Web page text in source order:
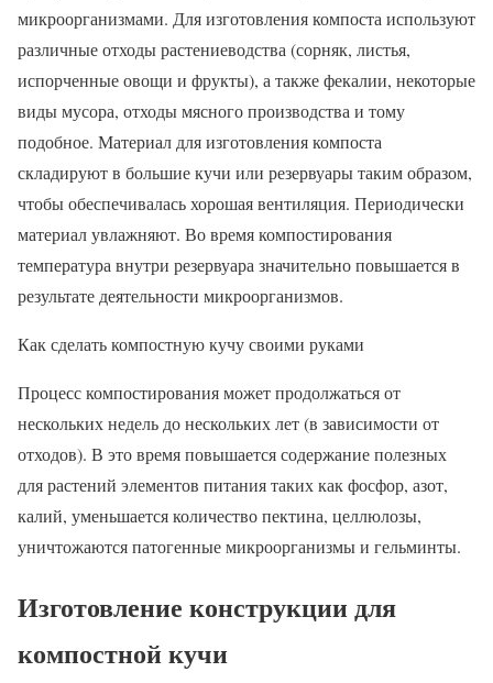
микроорганизмами. Для изготовления компоста используют
различные отходы растениеводства (сорняк, листья,
испорченные овощи и фрукты), а также фекалии, некоторые
виды мусора, отходы мясного производства и тому
подобное. Материал для изготовления компоста
складируют в большие кучи или резервуары таким образом,
чтобы обеспечивалась хорошая вентиляция. Периодически
материал увлажняют. Во время компостирования
температура внутри резервуара значительно повышается в
результате деятельности микроорганизмов.
Как сделать компостную кучу своими руками
Процесс компостирования может продолжаться от
нескольких недель до нескольких лет (в зависимости от
отходов). В это время повышается содержание полезных
для растений элементов питания таких как фосфор, азот,
калий, уменьшается количество пектина, целлюлозы,
уничтожаются патогенные микроорганизмы и гельминты.
Изготовление конструкции для
компостной кучи